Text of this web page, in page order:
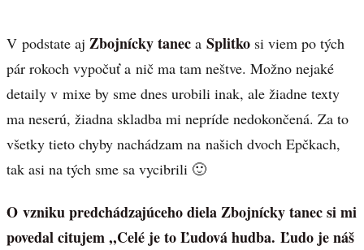
V podstate aj Zbojnícky tanec a Splitko si viem po tých
pár rokoch vypočuť a nič ma tam neštve. Možno nejaké
detaily v mixe by sme dnes urobili inak, ale žiadne texty
ma neserú, žiadna skladba mi nepríde nedokončená. Za to
všetky tieto chyby nachádzam na našich dvoch Epčkach,
tak asi na tých sme sa vycibrili 🙂
O vzniku predchádzajúceho diela Zbojnícky tanec si mi
povedal citujem ,,Celé je to Ľudová hudba. Ľudo je náš